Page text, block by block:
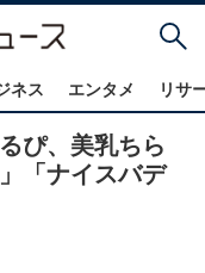
ネス エンタメ リサ
ぴ、美乳ちら
「ナイスバデ